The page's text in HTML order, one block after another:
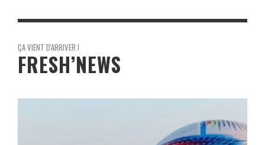
ÇA VIENT D'ARRIVER !
FRESH’NEWS